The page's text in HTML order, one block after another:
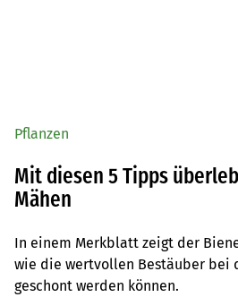
Pflanzen
Mit diesen 5 Tipps
Mähen
In einem Merkblatt zeigt der
wie die wertvollen Bestäuber bei
geschont werden können.